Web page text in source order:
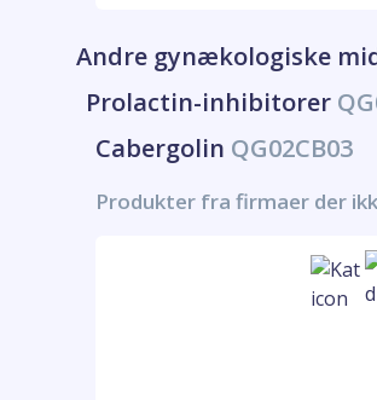
Andre gynækologiske
Prolactin-inhibitorer
Cabergolin QG02CB03
Produkter fra firmaer der